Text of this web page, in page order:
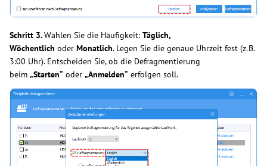
Schritt 3.Wählen Sie die Häufigkeit: Täglich,
Wöchentlich oder Monatlich. Legen Sie die genaue Uhrzeit fest (z. B.
3:00 Uhr). Entscheiden Sie, ob die Defragmentierung
beim „Starten“ oder „Anmelden“ erfolgen soll.